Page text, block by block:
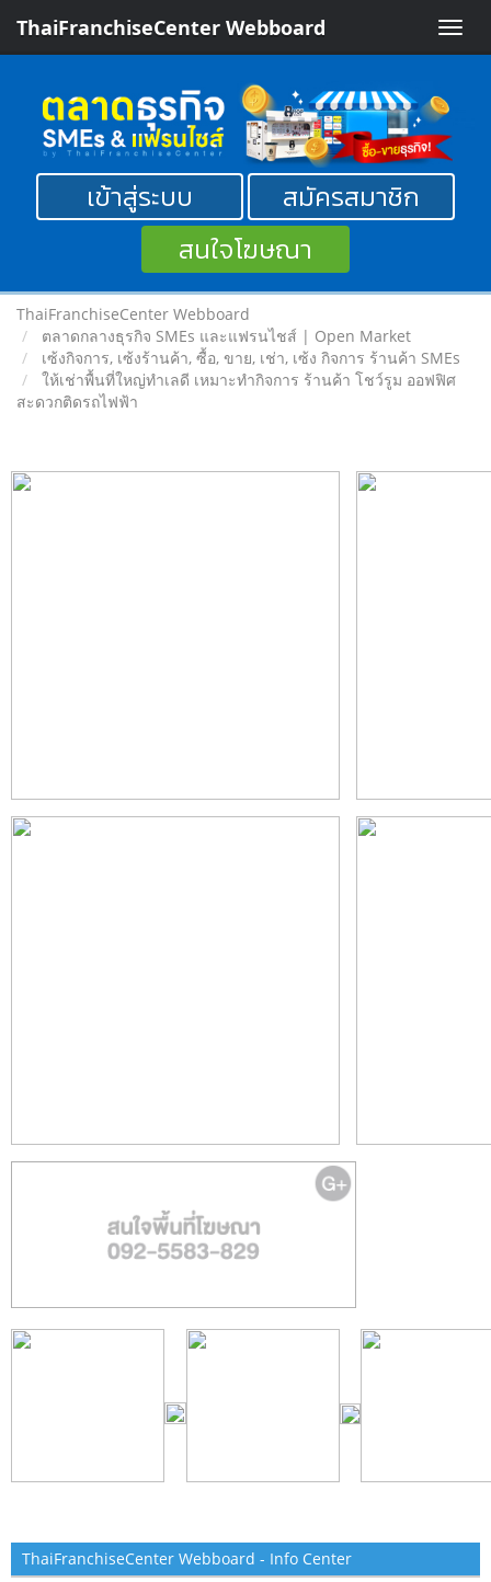
Toggle
ThaiFranchiseCenter Webboard
เข้าสู่ระบบ
สมัครสมาชิก
สนใจโฆษณา
ThaiFranchiseCenter Webboard
ตลาดกลางธุรกิจ SMEs และแฟรนไชส์ | Open Market
เซ้งกิจการ, เซ้งร้านค้า, ซื้อ, ขาย, เช่า, เซ้ง กิจการ ร้านค้า SMEs
ให้เช่าพื้นที่ใหญ่ทำเลดี เหมาะทำกิจการ ร้านค้า โชว์รูม ออฟฟิศ
สะดวกติดรถไฟฟ้า
ThaiFranchiseCenter Webboard - Info Center